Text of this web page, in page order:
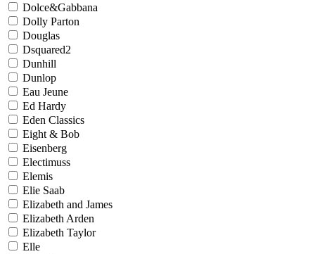
Dolce&Gabbana
Dolly Parton
Douglas
Dsquared2
Dunhill
Dunlop
Eau Jeune
Ed Hardy
Eden Classics
Eight & Bob
Eisenberg
Electimuss
Elemis
Elie Saab
Elizabeth and James
Elizabeth Arden
Elizabeth Taylor
Elle